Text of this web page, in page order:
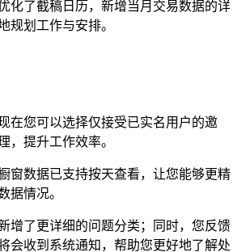
了截稿日历，新增当月交易数据的详
规划工作与安排。
您可以选择仅接受已实名用户的邀
，提升工作效率。
数据已支持按天查看，让您能够更精
据情况。
了更详细的问题分类；同时，您反馈
会收到系统通知，帮助您更好地了解处